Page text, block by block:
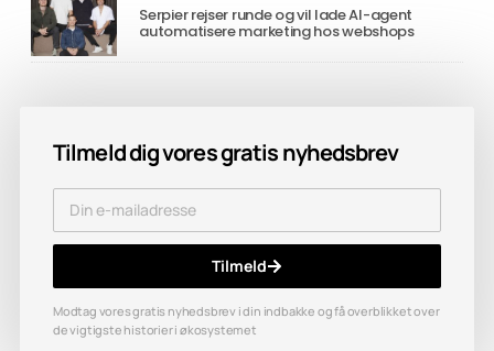
Serpier rejser runde og vil lade AI-agent
automatisere marketing hos webshops
Tilmeld dig vores gratis nyhedsbrev
Tilmeld
Modtag vores gratis nyhedsbrev i din indbakke og få overblikket over
de vigtigste historier i økosystemet